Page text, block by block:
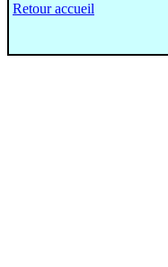
Retour accueil